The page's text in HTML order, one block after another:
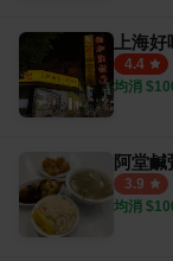
上海
4.4
均消 $
阿堂鹹
3.9
均消 $